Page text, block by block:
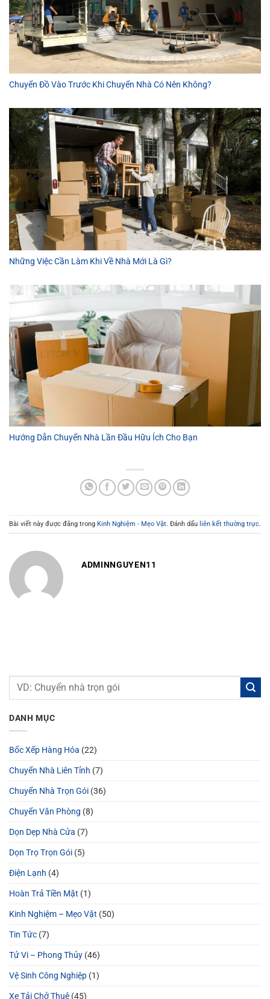
Chuyển Đồ Vào Trước Khi Chuyển Nhà Có Nên Không?
Những Việc Cần Làm Khi Về Nhà Mới Là Gì?
Hướng Dẫn Chuyển Nhà Lần Đầu Hữu Ích Cho Bạn
Bài viết này được đăng trong Kinh Nghiệm - Mẹo Vặt. Đánh dấu liên kết thường trực.
ADMINNGUYEN11
DANH MỤC
Bốc Xếp Hàng Hóa (22)
Chuyển Nhà Liên Tỉnh (7)
Chuyển Nhà Trọn Gói (36)
Chuyển Văn Phòng (8)
Dọn Dẹp Nhà Cửa (7)
Dọn Trọ Trọn Gói (5)
Điện Lạnh (4)
Hoàn Trả Tiền Mặt (1)
Kinh Nghiệm – Mẹo Vặt (50)
Tin Tức (7)
Tử Vi – Phong Thủy (46)
Vệ Sinh Công Nghiệp (1)
Xe Tải Chở Thuê (45)